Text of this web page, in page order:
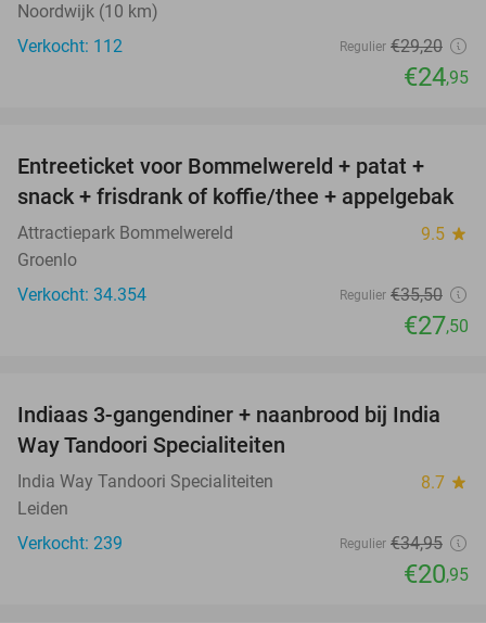
Noordwijk (10 km)
Verkocht: 112
Regulier €29,20
€24,95
23%
Entreeticket voor Bommelwereld + patat +
snack + frisdrank of koffie/thee + appelgebak
Attractiepark Bommelwereld 9.5 star
Groenlo
Verkocht: 34.354
Regulier €35,50
€27,50
40%
Indiaas 3-gangendiner + naanbrood bij India
Way Tandoori Specialiteiten
India Way Tandoori Specialiteiten 8.7 star
Leiden
Verkocht: 239
Regulier €34,95
€20,95